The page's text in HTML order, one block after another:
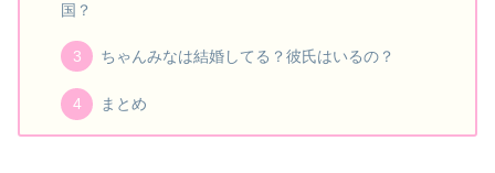
国？
ちゃんみなは結婚してる？彼氏はいるの？
まとめ